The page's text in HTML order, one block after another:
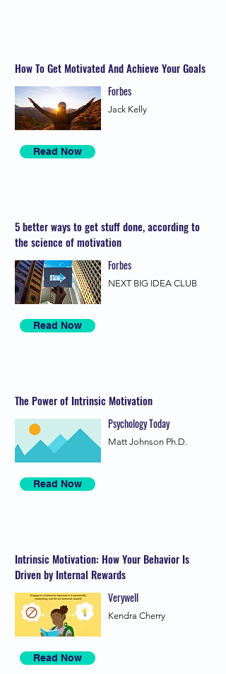
How To Get Motivated And Achieve Your Goals
Forbes
Jack Kelly
Read Now
5 better ways to get stuff done, according to
the science of motivation
Forbes
NEXT BIG IDEA CLUB
Read Now
The Power of Intrinsic Motivation
Psychology Today
Matt Johnson Ph.D.
Read Now
Intrinsic Motivation: How Your Behavior Is
Driven by Internal Rewards
Verywell
Kendra Cherry
Read Now